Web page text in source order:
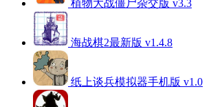
植物大战僵尸杂交版 v3.3
海战棋2最新版 v1.4.8
纸上谈兵模拟器手机版 v1.0